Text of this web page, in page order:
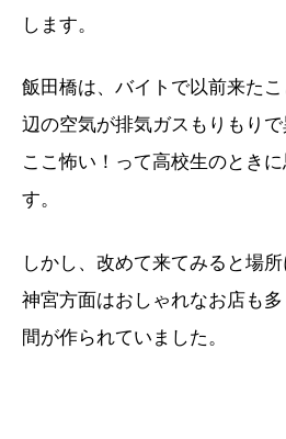
します。
飯田橋は、バイトで以前来た
辺の空気が排気ガスもりもり
ここ怖い！って高校生のとき
す。
しかし、改めて来てみると場
神宮方面はおしゃれなお店も
間が作られていました。